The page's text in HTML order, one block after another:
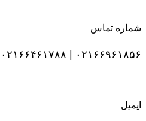
شماره تماس
۰۲۱۶۶۹۶۱۸۵۶ | ۰۲۱۶۶۴۶۱۷۸۸
ایمیل